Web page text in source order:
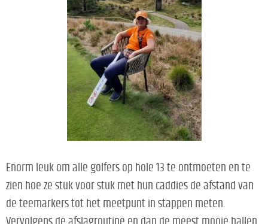
Enorm leuk om alle golfers op hole 13 te ontmoeten en te
zien hoe ze stuk voor stuk met hun caddies de afstand van
de teemarkers tot het meetpunt in stappen meten.
Vervolgens de afslagroutine en dan de meest mooie ballen.